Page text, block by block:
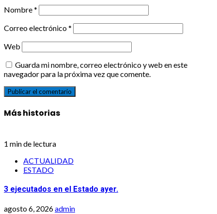
Nombre*
Correo electrónico*
Web
Guarda mi nombre, correo electrónico y web en este
navegador para la próxima vez que comente.
Más historias
1 min de lectura
ACTUALIDAD
ESTADO
3 ejecutados en el Estado ayer.
agosto 6, 2026admin